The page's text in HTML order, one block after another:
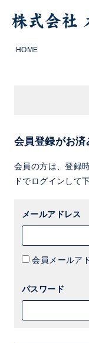
HOME
会員登録がお済
会員の方は、登録
ドでログインして
メールアドレス
会員メールア
パスワード